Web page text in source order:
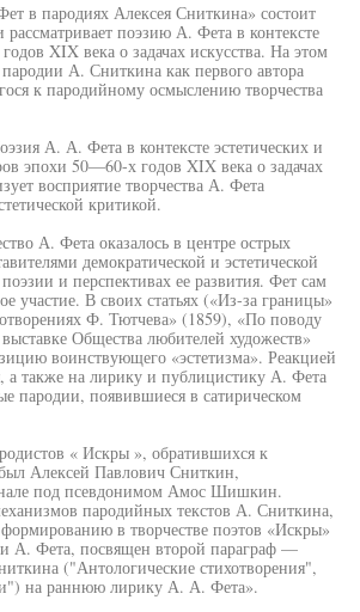
в пародиях Алексея Сниткина» состоит
рассматривает поэзию А. Фета в контексте
XIX века о задачах искусства. На этом
А. Сниткина как первого автора
к пародийному осмыслению творчества
А. А. Фета в контексте эстетических и
эпохи 50—60-х годов XIX века о задачах
восприятие творчества А. Фета
критикой.
А. Фета оказалось в центре острых
демократической и эстетической
и перспективах ее развития. Фет сам
участие. В своих статьях («Из-за границы»
Ф. Тютчева» (1859), «По поводу
Общества любителей художеств»
воинствующего «эстетизма». Реакцией
а также на лирику и публицистику А. Фета
пародии, появившиеся в сатирическом
« Искры », обратившихся к
Алексей Павлович Сниткин,
под псевдонимом Амос Шишкин.
пародийных текстов А. Сниткина,
в творчестве поэтов «Искры»
А. Фета, посвящен второй параграф —
("Антологические стихотворения",
на раннюю лирику А. А. Фета».